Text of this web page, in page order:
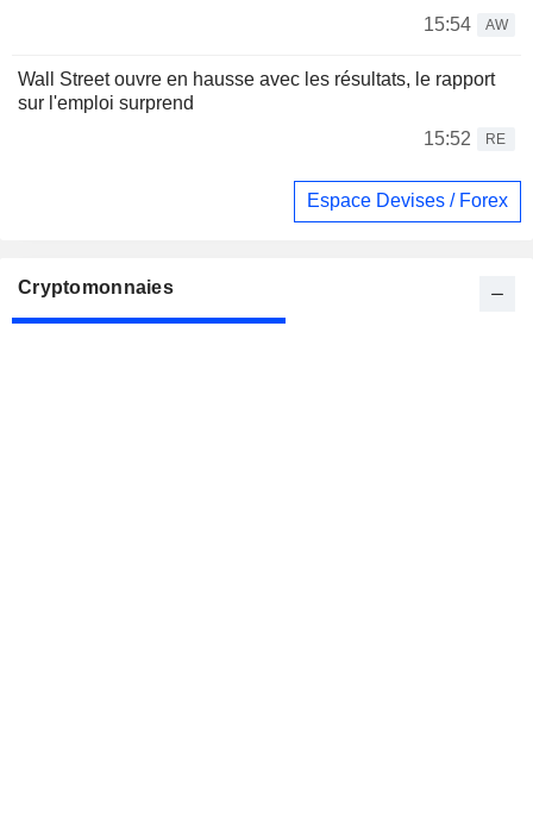
15:54
AW
Wall Street ouvre en hausse avec les résultats, le rapport
sur l'emploi surprend
15:52
RE
Espace Devises / Forex
Cryptomonnaies